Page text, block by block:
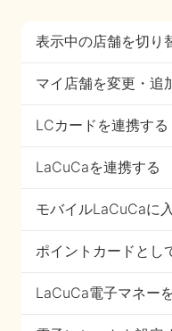
表示中の店舗を切り
マイ店舗を変更・追
LCカードを連携する
LaCuCaを連携する
モバイルLaCuCaに
ポイントカードとし
LaCuCa電子マネー